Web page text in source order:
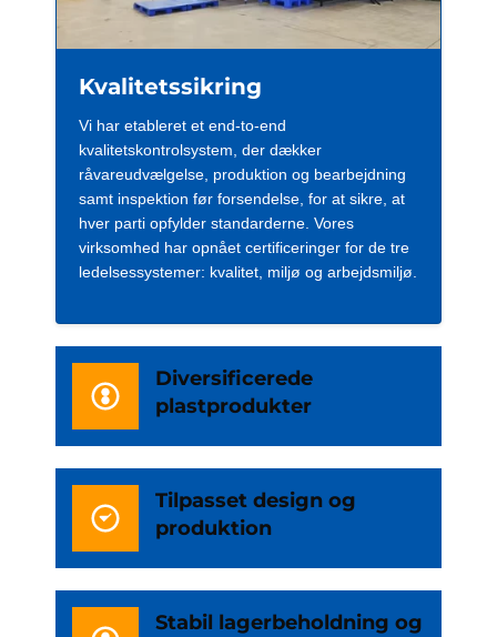
Kvalitetssikring
Vi har etableret et end-to-end
kvalitetskontrolsystem, der dækker
råvareudvælgelse, produktion og bearbejdning
samt inspektion før forsendelse, for at sikre, at
hver parti opfylder standarderne. Vores
virksomhed har opnået certificeringer for de tre
ledelsessystemer: kvalitet, miljø og arbejdsmiljø.
Diversificerede
plastprodukter
Tilpasset design og
produktion
Stabil lagerbeholdning og